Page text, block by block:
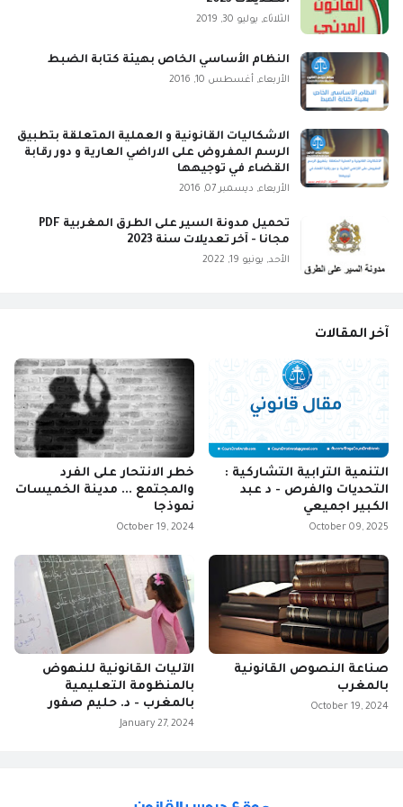
الثلاثاء, يوليو 30, 2019
النظام الأساسي الخاص بهيئة كتابة الضبط
الأربعاء, أغسطس 10, 2016
الاشكاليات القانونية و العملية المتعلقة بتطبيق
الرسم المفروض على الاراضي العارية و دور رقابة
القضاء في توجيهها
الأربعاء, ديسمبر 07, 2016
تحميل مدونة السير على الطرق المغربية PDF
مجانا - آخر تعديلات سنة 2023
الأحد, يونيو 19, 2022
آخر المقالات
التنمية الترابية التشاركية :
التحديات والفرص - د عبد
الكبير اجميعي
October 09, 2025
خطر الانتحار على الفرد
والمجتمع ... مدينة الخميسات
نموذجا
October 19, 2024
صناعة النصوص القانونية
بالمغرب
October 19, 2024
الآليات القانونية للنهوض
بالمنظومة التعليمية
بالمغرب - د. حليم صفور
January 27, 2024